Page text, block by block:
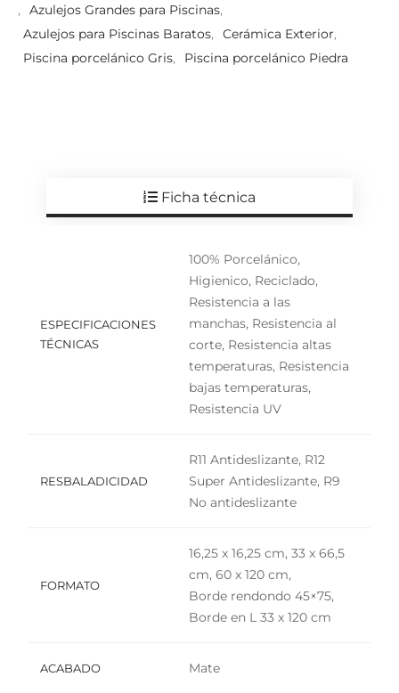
,
Azulejos Grandes para Piscinas,
Azulejos para Piscinas Baratos, Cerámica Exterior,
Piscina porcelánico Gris, Piscina porcelánico Piedra
Ficha técnica
ESPECIFICACIONES
TÉCNICAS
100% Porcelánico,
Higienico, Reciclado,
Resistencia a las
manchas, Resistencia al
corte, Resistencia altas
temperaturas, Resistencia
bajas temperaturas,
Resistencia UV
RESBALADICIDAD
R11 Antideslizante, R12
Super Antideslizante, R9
No antideslizante
FORMATO
16,25 x 16,25 cm, 33 x 66,5
cm, 60 x 120 cm,
Borde rendondo 45×75,
Borde en L 33 x 120 cm
ACABADO Mate